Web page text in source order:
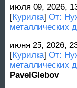
июля 09, 2026,
[Курилка] От:
металлических
июня 25, 2026,
[Курилка] От:
металлических
PavelGlebov